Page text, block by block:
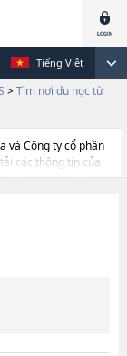
Tiếng Việt
> Tìm nơi du học từ
và Công ty cổ phần
các thông tin của
ngắn hạn, trường
of Humanities
số lượng tuyển
địa điểm v.v...